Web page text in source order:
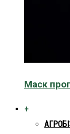
Маск
+